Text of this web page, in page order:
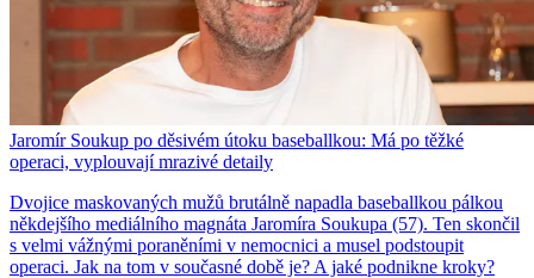
Jaromír Soukup po děsivém útoku baseballkou: Má po těžké
operaci, vyplouvají mrazivé detaily
Dvojice maskovaných mužů brutálně napadla baseballkou pálkou
někdejšího mediálního magnáta Jaromíra Soukupa (57). Ten skončil
s velmi vážnými poraněními v nemocnici a musel podstoupit
operaci. Jak na tom v současné době je? A jaké podnikne kroky?